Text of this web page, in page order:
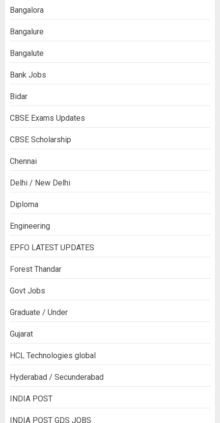
Bangalora
Bangalure
Bangalute
Bank Jobs
Bidar
CBSE Exams Updates
CBSE Scholarship
Chennai
Delhi / New Delhi
Diploma
Engineering
EPFO LATEST UPDATES
Forest Thandar
Govt Jobs
Graduate / Under
Gujarat
HCL Technologies global
Hyderabad / Secunderabad
INDIA POST
INDIA POST GDS JOBS